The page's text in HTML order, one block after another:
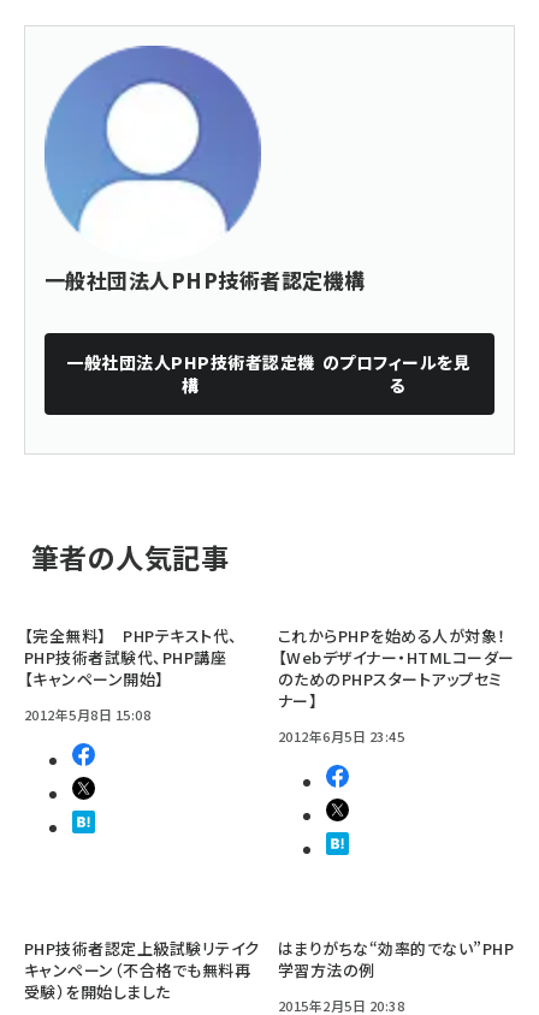
一般社団法人PHP技術者認定機構
一般社団法人PHP技術者認定機
構
のプロフィールを見
る
筆者の人気記事
【完全無料】 PHPテキスト代、
PHP技術者試験代、PHP講座
【キャンペーン開始】
2012年5月8日 15:08
これからPHPを始める人が対象！
【Webデザイナー・HTMLコーダー
のためのPHPスタートアップセミ
ナー】
2012年6月5日 23:45
PHP技術者認定上級試験リテイク
キャンペーン（不合格でも無料再
受験）を開始しました
はまりがちな“効率的でない”PHP
学習方法の例
2015年2月5日 20:38